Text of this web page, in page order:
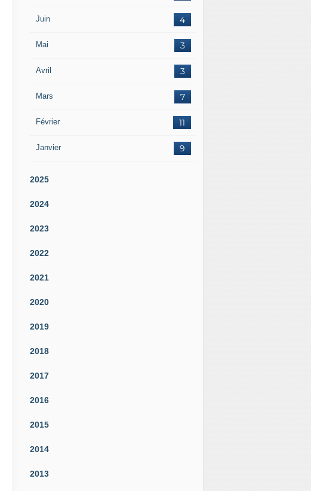
Juin 4
Mai 3
Avril 3
Mars 7
Février 11
Janvier 9
2025
2024
2023
2022
2021
2020
2019
2018
2017
2016
2015
2014
2013